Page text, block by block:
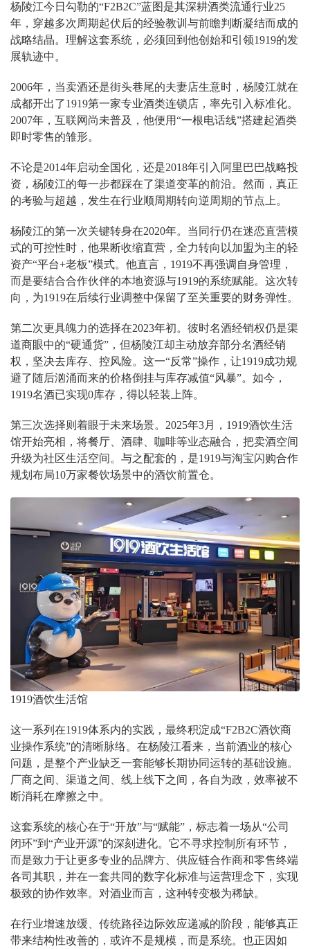
杨陵江今日勾勒的“F2B2C”蓝图是其深耕酒类流通行业25
年，穿越多次周期起伏后的经验教训与前瞻判断凝结而成的
战略结晶。理解这套系统，必须回到他创始和引领1919的发
展轨迹中。
2006年，当卖酒还是街头巷尾的夫妻店生意时，杨陵江就在
成都开出了1919第一家专业酒类连锁店，率先引入标准化。
2007年，互联网尚未普及，他便用“一根电话线”搭建起酒类
即时零售的雏形。
不论是2014年启动全国化，还是2018年引入阿里巴巴战略投
资，杨陵江的每一步都踩在了渠道变革的前沿。然而，真正
的考验与超越，发生在行业顺周期转向逆周期的节点上。
杨陵江的第一次关键转身在2020年。当同行仍在迷恋直营模
式的可控性时，他果断收缩直营，全力转向以加盟为主的轻
资产“平台+老板”模式。他直言，1919不再强调自身管理，
而是要结合合作伙伴的本地资源与1919的系统赋能。这次转
向，为1919在后续行业调整中保留了至关重要的财务弹性。
第二次更具魄力的选择在2023年初。彼时名酒经销权仍是渠
道商眼中的“硬通货”，但杨陵江却主动放弃部分名酒经销
权，坚决去库存、控风险。这一“反常”操作，让1919成功规
避了随后汹涌而来的价格倒挂与库存减值“风暴”。如今，
1919名酒已实现0库存，得以轻装上阵。
第三次选择则着眼于未来场景。2025年3月，1919酒饮生活
馆开始亮相，将餐厅、酒肆、咖啡等业态融合，把卖酒空间
升级为社区生活空间。与之配套的，是1919与淘宝闪购合作
规划布局10万家餐饮场景中的酒饮前置仓。
1919酒饮生活馆
这一系列在1919体系内的实践，最终积淀成“F2B2C酒饮商
业操作系统”的清晰脉络。在杨陵江看来，当前酒业的核心
问题，是整个产业缺乏一套能够长期协同运转的基础设施。
厂商之间、渠道之间、线上线下之间，各自为政，效率被不
断消耗在摩擦之中。
这套系统的核心在于“开放”与“赋能”，标志着一场从“公司
闭环”到“产业开源”的深刻进化。它不寻求控制所有环节，
而是致力于让更多专业的品牌方、供应链合作商和零售终端
各司其职，并在一套共同的数字化标准与运营理念下，实现
极致的协作效率。对酒业而言，这种转变极为稀缺。
在行业增速放缓、传统路径边际效应递减的阶段，能够真正
带来结构性改善的，或许不是规模，而是系统。也正因如